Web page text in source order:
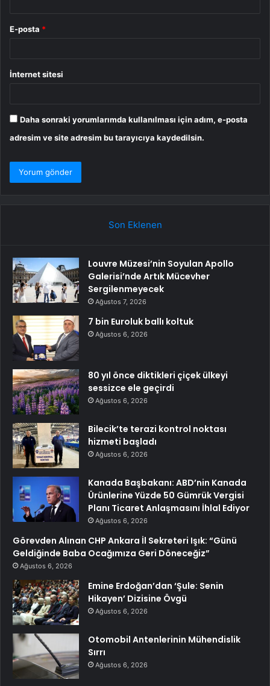
E-posta *
İnternet sitesi
Daha sonraki yorumlarımda kullanılması için adım, e-posta
adresim ve site adresim bu tarayıcıya kaydedilsin.
Son Eklenen
Louvre Müzesi’nin Soyulan Apollo
Galerisi’nde Artık Mücevher
Sergilenmeyecek
Ağustos 7, 2026
7 bin Euroluk ballı koltuk
Ağustos 6, 2026
80 yıl önce diktikleri çiçek ülkeyi
sessizce ele geçirdi
Ağustos 6, 2026
Bilecik’te terazi kontrol noktası
hizmeti başladı
Ağustos 6, 2026
Kanada Başbakanı: ABD’nin Kanada
Ürünlerine Yüzde 50 Gümrük Vergisi
Planı Ticaret Anlaşmasını İhlal Ediyor
Ağustos 6, 2026
Görevden Alınan CHP Ankara İl Sekreteri Işık: “Günü
Geldiğinde Baba Ocağımıza Geri Döneceğiz”
Ağustos 6, 2026
Emine Erdoğan’dan ‘Şule: Senin
Hikayen’ Dizisine Övgü
Ağustos 6, 2026
Otomobil Antenlerinin Mühendislik
Sırrı
Ağustos 6, 2026